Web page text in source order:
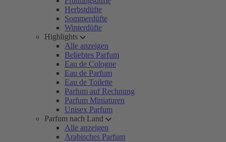
Herbstdüfte
Sommerdüfte
Winterdüfte
Highlights
Alle anzeigen
Beliebtes Parfum
Eau de Cologne
Eau de Parfum
Eau de Toilette
Parfum auf Rechnung
Parfum Miniaturen
Unisex Parfum
Parfum nach Land
Alle anzeigen
Arabisches Parfum